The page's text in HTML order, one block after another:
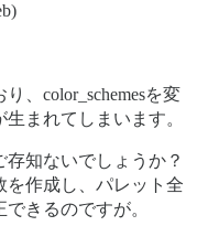
、color_schemesを変
まれてしまいます。
知ないでしょうか？
を作成し、パレット全
きるのですが。